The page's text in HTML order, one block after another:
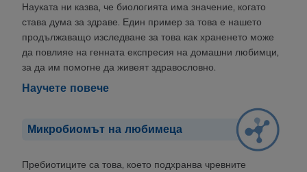
Науката ни казва, че биологията има значение, когато
става дума за здраве. Един пример за това е нашето
продължаващо изследване за това как храненето може
да повлияе на генната експресия на домашни любимци,
за да им помогне да живеят здравословно.
Научете повече
Микробиомът на любимеца
Пребиотиците са това, което подхранва чревните